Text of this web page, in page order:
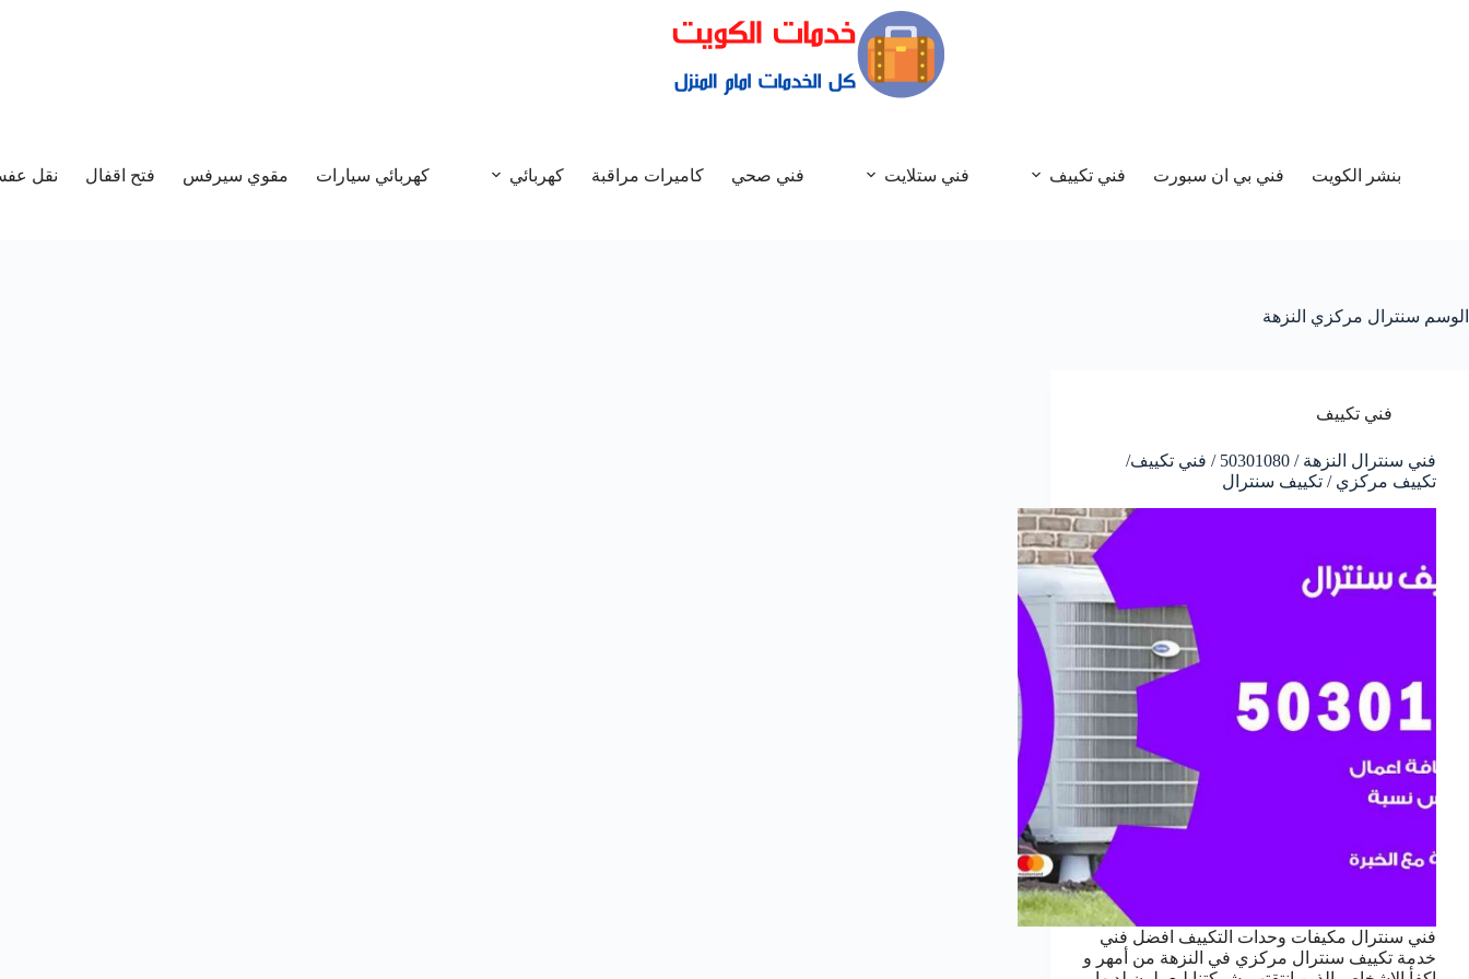
بنشر الكويت فني بي ان سبورت فني تكييف فني ستلايت فني صحي كاميرات مراقبة كهربائي كهربائي سيارات مقوي سيرفس فتح اقفال نقل
الوسم سنترال مركزي النزهة
فني تكييف
فني سنترال النزهة / 50301080 / فني تكييف/
تكييف مركزي / تكييف سنترال
فني سنترال مكيفات وحدات التكييف افضل فني
خدمة تكييف سنترال مركزي في النزهة من أمهر و